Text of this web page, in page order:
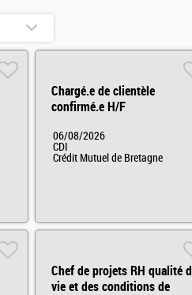
Chargé.e de clientèle
confirmé.e H/F
06/08/2026
CDI
Crédit Mutuel de Bretagne
Chef de projets RH qualité
vie et des conditions de